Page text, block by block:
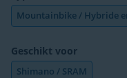
Mountainbike / Hybride
Geschikt voor
Shimano / SRAM